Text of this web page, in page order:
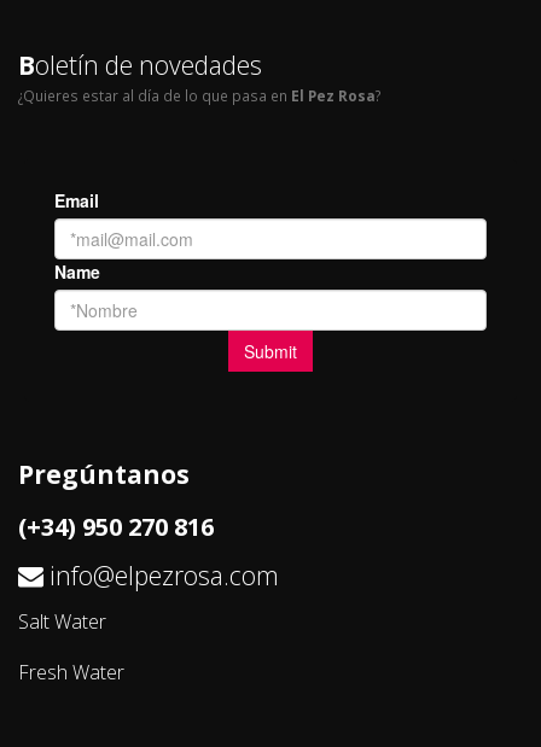
Boletín de novedades
¿Quieres estar al día de lo que pasa en El Pez Rosa?
Pregúntanos
(+34) 950 270 816
info@elpezrosa.com
Salt Water
Fresh Water